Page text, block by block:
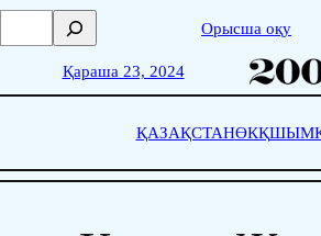
Skip
о
с
Орысша оқу
Қараша 23, 2024
ҚАЗАҚСТАНӨКҚ